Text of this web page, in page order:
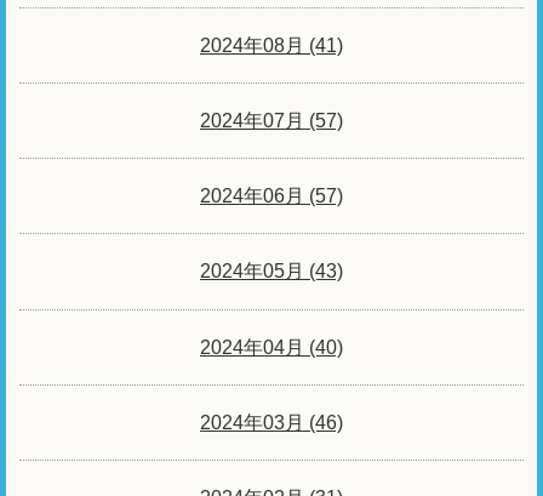
2024年08月 (41)
2024年07月 (57)
2024年06月 (57)
2024年05月 (43)
2024年04月 (40)
2024年03月 (46)